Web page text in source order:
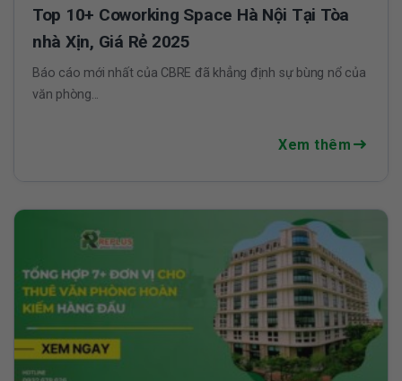
Top 10+ Coworking Space Hà Nội Tại Tòa
nhà Xịn, Giá Rẻ 2025
Báo cáo mới nhất của CBRE đã khẳng định sự bùng nổ của
văn phòng...
Xem thêm